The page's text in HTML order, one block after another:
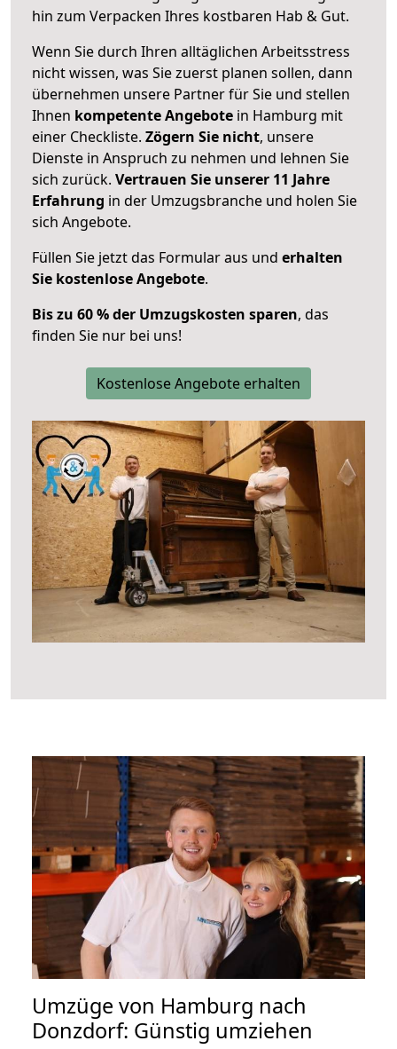
hin zum Verpacken Ihres kostbaren Hab & Gut.
Wenn Sie durch Ihren alltäglichen Arbeitsstress
nicht wissen, was Sie zuerst planen sollen, dann
übernehmen unsere Partner für Sie und stellen
Ihnen kompetente Angebote in Hamburg mit
einer Checkliste. Zögern Sie nicht, unsere
Dienste in Anspruch zu nehmen und lehnen Sie
sich zurück. Vertrauen Sie unserer 11 Jahre
Erfahrung in der Umzugsbranche und holen Sie
sich Angebote.
Füllen Sie jetzt das Formular aus und erhalten
Sie kostenlose Angebote.
Bis zu 60 % der Umzugskosten sparen, das
finden Sie nur bei uns!
Kostenlose Angebote erhalten
Umzüge von Hamburg nach
Donzdorf: Günstig umziehen